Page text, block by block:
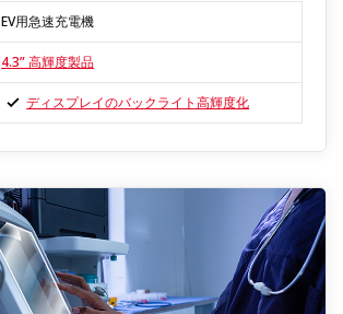
EV用急速充電機
4.3” 高輝度製品
ディスプレイのバックライト高輝度化